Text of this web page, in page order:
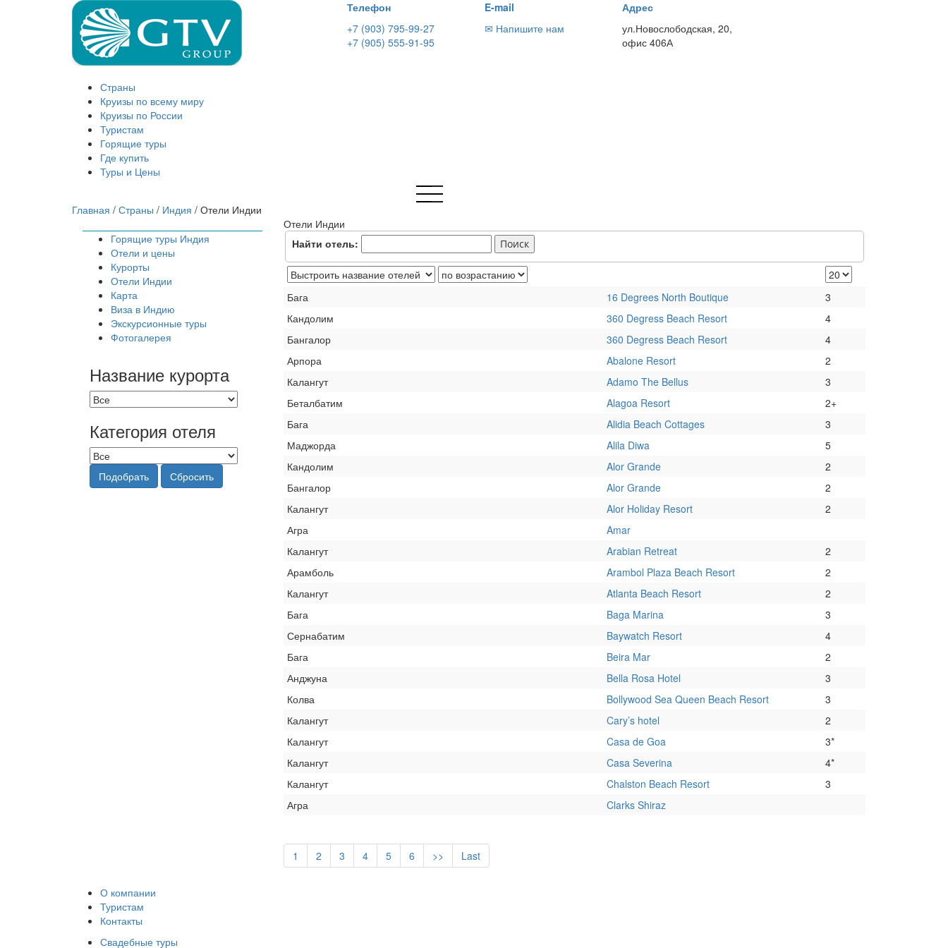
Телефон
+7 (903) 795-99-27
+7 (905) 555-91-95
E-mail
✉ Напишите нам
Адрес
ул.Новослободская, 20,
офис 406А
Страны
Круизы по всему миру
Круизы по России
Туристам
Горящие туры
Где купить
Туры и Цены
Главная / Страны / Индия / Отели Индии
Отели Индии
Найти отель:
Бага 16 Degrees North Boutique
3
Кандолим
360 Degress Beach Resort
4
Бангалор
360 Degress Beach Resort
4
Арпора
Abalone Resort
2
Калангут
Adamo The Bellus
3
Беталбатим
Alagoa Resort
2+
Бага
Alidia Beach Cottages
3
Маджорда
Alila Diwa
5
Кандолим
Alor Grande
2
Бангалор
Alor Grande
2
Калангут
Alor Holiday Resort
2
Агра
Amar
Калангут
Arabian Retreat
2
Арамболь
Arambol Plaza Beach Resort
2
Калангут
Atlanta Beach Resort
2
Бага
Baga Marina
3
Сернабатим
Baywatch Resort
4
Бага
Beira Mar
2
Анджуна
Bella Rosa Hotel
3
Колва
Bollywood Sea Queen Beach Resort
3
Калангут
Cary’s hotel
2
Калангут
Casa de Goa
3*
Калангут
Casa Severina
4*
Калангут
Chalston Beach Resort
3
Агра
Clarks Shiraz
1 2 3 4 5 6 >> Last
Горящие туры Индия
Отели и цены
Курорты
Отели Индии
Карта
Виза в Индию
Экскурсионные туры
Фотогалерея
Название курорта
Категория отеля
Подобрать Сбросить
О компании
Туристам
Контакты
Свадебные туры